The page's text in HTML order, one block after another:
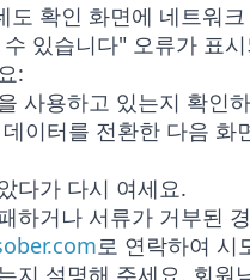
도 확인 화면에 네트워
있습니다" 오류가 표
:
사용하고 있는지 확인
이터를 전환한 다음 화
다가 다시 여세요.
하거나 서류가 거부된
로 연락하여 시
지 설명해 주세요. 회원